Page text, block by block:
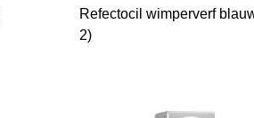
Refectocil wimperverf
2)